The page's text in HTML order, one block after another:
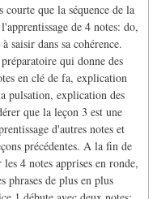
que la séquence de la
de 4 notes: do,
dans sa cohérence.
qui donne des
en clé de fa, explication
pulsation, explication des
que la leçon 3 est une
d'autres notes et
précédentes. A la fin de
4 notes apprises en ronde,
de plus en plus